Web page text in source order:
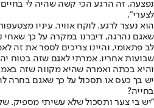
נפצעה. זה הרגע הכי קשה שהיה לי
לצערי".
הוא נעצר לרגע. לוקח אוויר. עיניו
שאגם נהרגה, דיברנו במקרה על כך
לב פתאומי, והיינו צריכים לספר את זה
שבועות אחריו. אמרתי לאגם שזה בטוח
והיא בכתה ואמרה שהיא מקווה שזה
יש בך כעס או תסכול על כך שאגם בחרה
בחייה?
"יש בי צער ותסכול שלא עשיתי מספיק.